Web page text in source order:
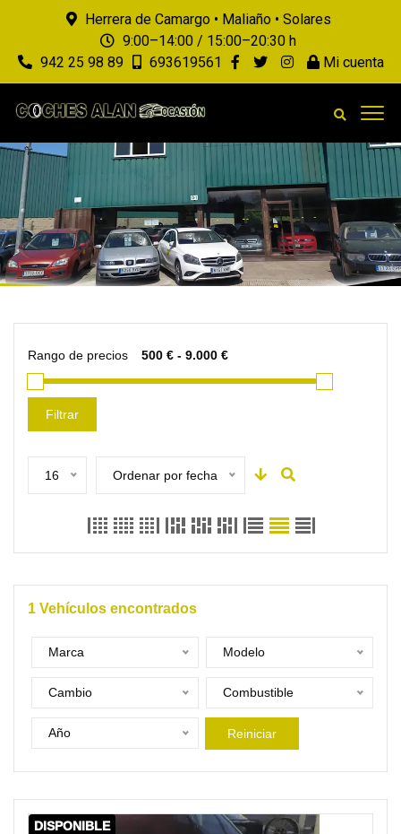
Herrera de Camargo • Maliaño • Solares
9:00–14:00 / 15:00–20:30 h
942 25 98 89
693619561 Mi cuenta
Rango de precios
Filtrar
16 Ordenar por fecha
1 Vehículos encontrados
Marca Modelo
Cambio Combustible
Año Reiniciar
DISPONIBLE